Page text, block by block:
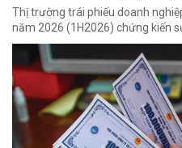
Thị trường trái phiếu doanh
năm 2026 (1H2026) chứng kiến